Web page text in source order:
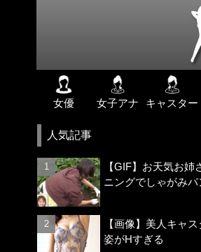
女優 女子アナ キャスター
人気記事
【GIF】お天気お
ニングでしゃがみパ
【画像】美人キャ
姿がHすぎる